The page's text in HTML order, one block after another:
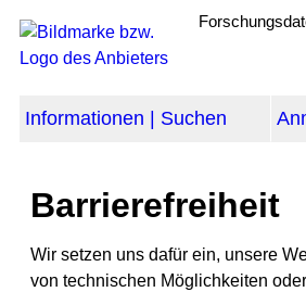
Informationen | Suchen
Barrierefreiheit
Wir setzen uns dafür ein, unsere
von technischen Möglichkeiten